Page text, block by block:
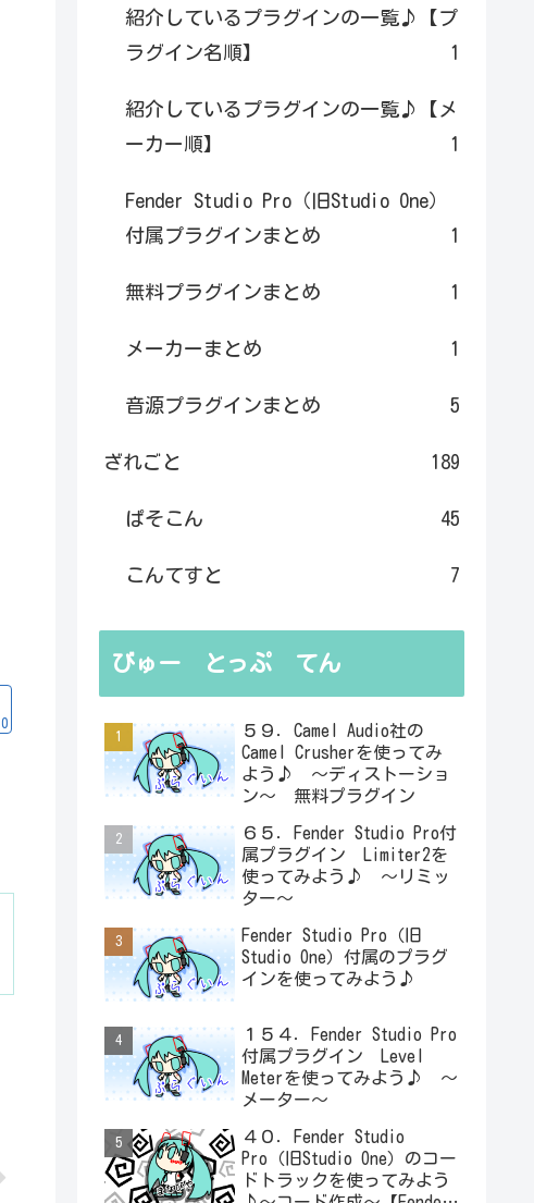
0
紹介しているプラグインの一覧♪【プ
ラグイン名順】
1
紹介しているプラグインの一覧♪【メ
ーカー順】
1
Fender Studio Pro（旧Studio One）
付属プラグインまとめ
1
無料プラグインまとめ 1
メーカーまとめ 1
音源プラグインまとめ 5
ざれごと 189
ぱそこん 45
こんてすと 7
びゅー とっぷ てん
５９．Camel Audio社の
Camel Crusherを使ってみ
よう♪ ～ディストーショ
ン～ 無料プラグイン
６５．Fender Studio Pro付
属プラグイン Limiter2を
使ってみよう♪ ～リミッ
ター～
Fender Studio Pro（旧
Studio One）付属のプラグ
インを使ってみよう♪
１５４．Fender Studio Pro
付属プラグイン Level
Meterを使ってみよう♪ ～
メーター～
４０．Fender Studio
Pro（旧Studio One）のコー
ドトラックを使ってみよう